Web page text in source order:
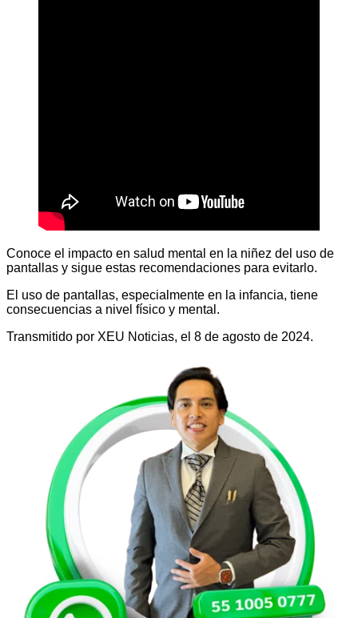
Conoce el impacto en salud mental en la niñez del uso de
pantallas y sigue estas recomendaciones para evitarlo.
El uso de pantallas, especialmente en la infancia, tiene
consecuencias a nivel físico y mental.
Transmitido por XEU Noticias, el 8 de agosto de 2024.